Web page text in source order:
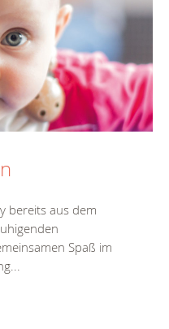
bereits aus dem
Spaß im